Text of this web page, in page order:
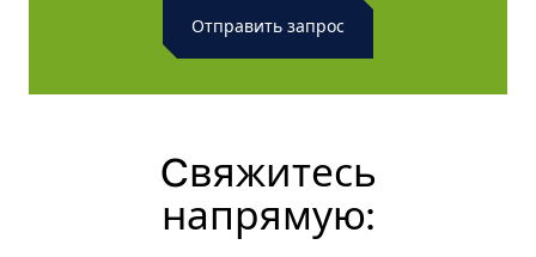
Cвяжитесь
напрямую: